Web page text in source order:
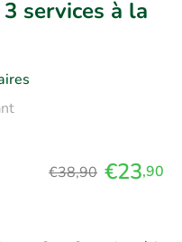
services à la
€38,90 €23,90